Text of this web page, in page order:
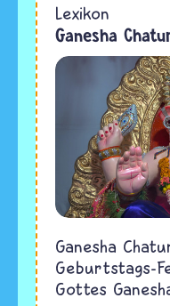
Lexikon
Ganesha
Ganesha
Geburtstags-
Gottes